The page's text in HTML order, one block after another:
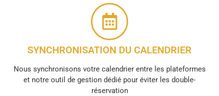
SYNCHRONISATION DU CALENDRIER
Nous synchronisons votre calendrier entre les plateformes
et notre outil de gestion dédié pour éviter les double-
réservation